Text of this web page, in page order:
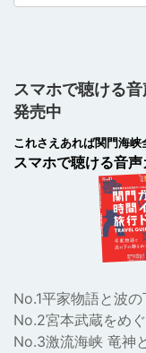
スマホで聴ける
発売中
これさえあれば関門海峡
スマホで聴ける音
No.1平家物語と波
No.2宮本武蔵をめ
No.3激流海峡 竜神